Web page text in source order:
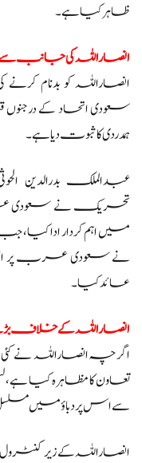
ظاہر کیا ہے۔
انصاراللہ کی جانب سے
انصاراللہ کو بدنام
سعودی اتحاد کے درجنوں
ہمدردی کا ثبوت دیا ہے۔
عبدالملک بدرالدین
تحریک نے سعودی
میں اہم کردار ادا
نے سعودی عرب پر امن
عائد کیا۔
انصاراللہ کے خلاف
اگرچہ انصاراللہ نے کئی
تعاون کا مظاہرہ کیا
سے اس پر دباؤ میں
انصاراللہ کے زیر کنٹرول